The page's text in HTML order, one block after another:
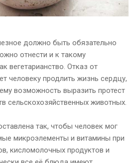
должно быть обязательно
отнести и к такому
вегетарианство. Отказ от
человеку продлить жизнь сердцу,
возможность выразить протест
сельскохозяйственных животных.
так, чтобы человек мог
микроэлементы и витамины при
кисломолочных продуктов и